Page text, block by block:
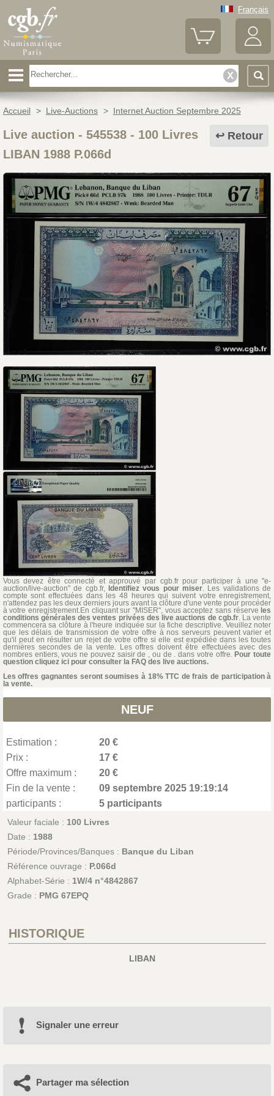
Français
Accueil > Live-Auctions > Internet Auction Septembre 2025
Retour
Live auction - 545538- 100 Livres
LIBAN 1988 P.066d
Vous devez être connecté et approuvé par cgb.fr pour participer à une "e-
auction/live-auction" de cgb.fr, Identifiez vous pour miser. Les validations de
compte sont effectuées dans les 48 heures qui suivent votre enregistrement,
n'attendez pas les deux derniers jours avant la clôture d'une vente pour procéder
à votre enregistrement.En cliquant sur "MISER", vous acceptez sans réserve les
conditions générales des ventes privées des live auctions de cgb.fr. La vente
commencera sa clôture à l'heure indiquée sur la fiche descriptive. Veuillez noter
que les délais de transmission de votre offre à nos serveurs peuvent varier et
qu'il peut en résulter un rejet de votre offre si elle est expédiée dans les toutes
dernières secondes de la vente. Les offres doivent être effectuées avec des
nombres entiers, vous ne pouvez saisir de , ou de . dans votre offre. Pour toute
question cliquez ici pour consulter la FAQ des live auctions.
Les offres gagnantes seront soumises à 18% TTC de frais de participation à
la vente.
NEUF
Estimation :
20 €
Prix :
17 €
Offre maximum :
20 €
Fin de la vente :
09 septembre 2025 19:19:14
participants :
5 participants
Valeur faciale : 100 Livres
Date : 1988
Période/Provinces/Banques : Banque du Liban
Référence ouvrage : P.066d
Alphabet-Série : 1W/4 n°4842867
Grade : PMG 67EPQ
HISTORIQUE
LIBAN
Signaler une erreur
Partager ma sélection